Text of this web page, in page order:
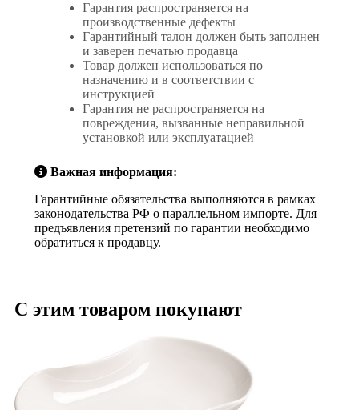
Гарантия распространяется на
производственные дефекты
Гарантийный талон должен быть заполнен
и заверен печатью продавца
Товар должен использоваться по
назначению и в соответствии с
инструкцией
Гарантия не распространяется на
повреждения, вызванные неправильной
установкой или эксплуатацией
Важная информация:
Гарантийные обязательства выполняются в рамках
законодательства РФ о параллельном импорте. Для
предъявления претензий по гарантии необходимо
обратиться к продавцу.
С этим товаром покупают